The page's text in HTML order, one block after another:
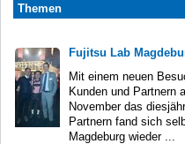
Themen
Fujitsu Lab
Mit einem neuen
Kunden und Partnern
November das
Partnern fand sich
Magdeburg wieder ...